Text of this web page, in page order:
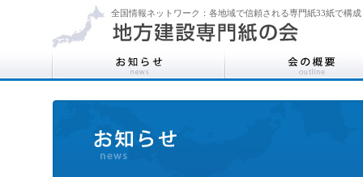
全国情報ネットワーク：各地域で信頼される専門紙33紙で構成